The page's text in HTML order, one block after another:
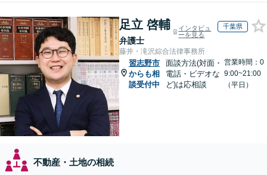
足立 啓輔
弁護士
インタビュ
ーを見る
千葉県
藤井・滝沢綜合法律事務所
習志野市
からも相
談受付中
面談方法(対面・
電話・ビデオな
ど)は応相談
営業時間：0
9:00~21:00
（平日）
不動産・土地の相続